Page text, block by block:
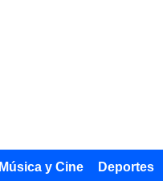
Música y Cine Deportes